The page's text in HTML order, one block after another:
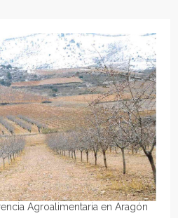
Agroalimentaria en Aragón